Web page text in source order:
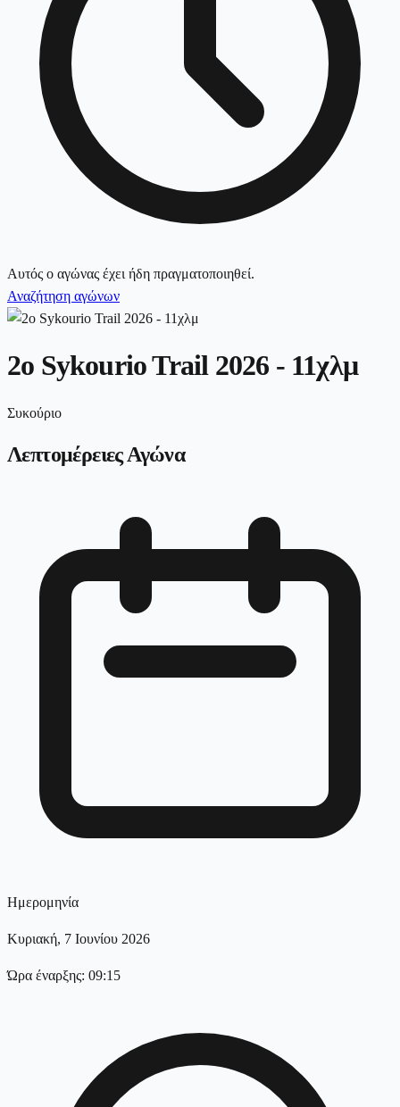
Αυτός ο αγώνας έχει ήδη πραγματοποιηθεί.
Αναζήτηση αγώνων
2ο Sykourio Trail 2026 - 11χλμ
Συκούριο
Λεπτομέρειες Αγώνα
Ημερομηνία
Κυριακή, 7 Ιουνίου 2026
Ώρα έναρξης: 09:15